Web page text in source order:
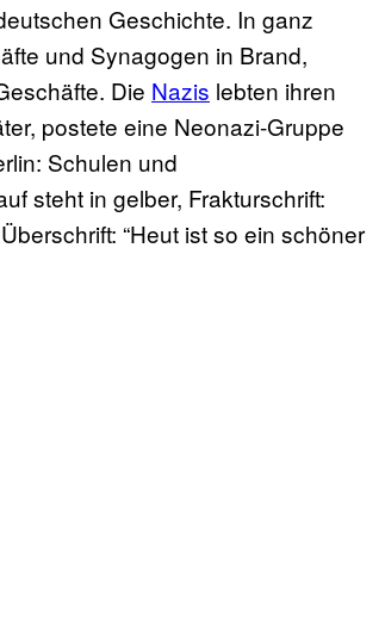
Geschichte. In ganz
und Synagogen in Brand,
Die Nazis lebten ihren
postete eine Neonazi-Gruppe
Schulen und
steht in gelber, Frakturschrift:
“Heut ist so ein schöner